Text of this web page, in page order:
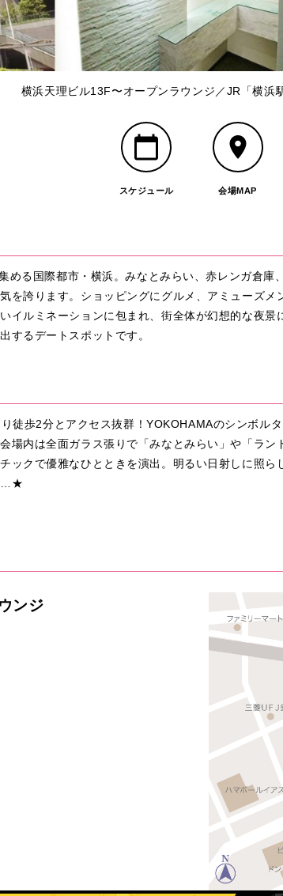
横浜天理ビル13F〜オープンラウンジ／JR「横浜
スケジュール 会場MAP
める国際都市・横浜。みなとみらい、赤レンガ倉
を誇ります。ショッピングにグルメ、アミューズ
イルミネーションに包まれ、街全体が幻想的な夜
するデートスポットです。
徒歩2分とアクセス抜群！YOKOHAMAのシンボル
場内は全面ガラス張りで「みなとみらい」や「ラ
ックで優雅なひとときを演出。明るい日射しに照
…★
ンジ